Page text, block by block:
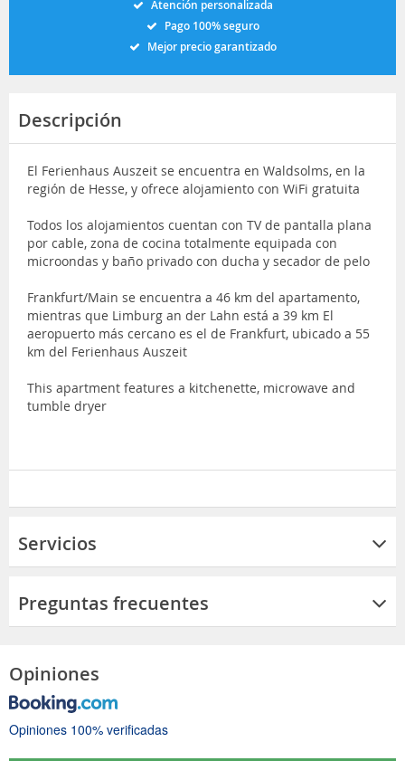
Atención personalizada
Pago 100% seguro
Mejor precio garantizado
Descripción
El Ferienhaus Auszeit se encuentra en Waldsolms, en la
región de Hesse, y ofrece alojamiento con WiFi gratuita
Todos los alojamientos cuentan con TV de pantalla plana
por cable, zona de cocina totalmente equipada con
microondas y baño privado con ducha y secador de pelo
Frankfurt/Main se encuentra a 46 km del apartamento,
mientras que Limburg an der Lahn está a 39 km El
aeropuerto más cercano es el de Frankfurt, ubicado a 55
km del Ferienhaus Auszeit
This apartment features a kitchenette, microwave and
tumble dryer
Servicios
Preguntas frecuentes
Opiniones
Opiniones 100% verificadas